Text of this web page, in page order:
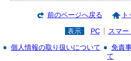
前のページへ戻る
表示 PC スマー
個人情報の取り扱いについて 免責
て